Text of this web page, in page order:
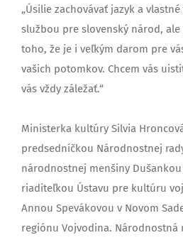
„Úsilie zachovávať jazyk a
službou pre slovenský národ,
toho, že je i veľkým darom pre
vašich potomkov. Chcem vás
vás vždy záležať.“
Ministerka kultúry Silvia
predsedníčkou Národnostnej
národnostnej menšiny
riaditeľkou Ústavu pre kultúru
Annou Spevákovou v Novom
regiónu Vojvodina. Národnostná